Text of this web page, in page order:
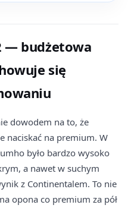
— budżetowa
się
dowodem na to, że
naciskać na premium. W
było bardzo wysoko
a nawet w suchym
z Continentalem. To nie
opona co premium za pół